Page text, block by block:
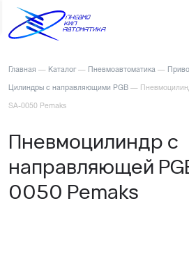
Главная — Каталог — Пневмоавтоматика —
Цилиндры с направляющими PGB —
SA-0050 Pemaks
Пневмоцилиндр с
направляющей
0050 Pemaks